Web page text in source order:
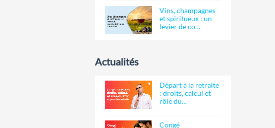
Vins, champagnes
et spiritueux : un
levier de co…
Actualités
Départ à la retraite
: droits, calcul et
rôle du…
Congé